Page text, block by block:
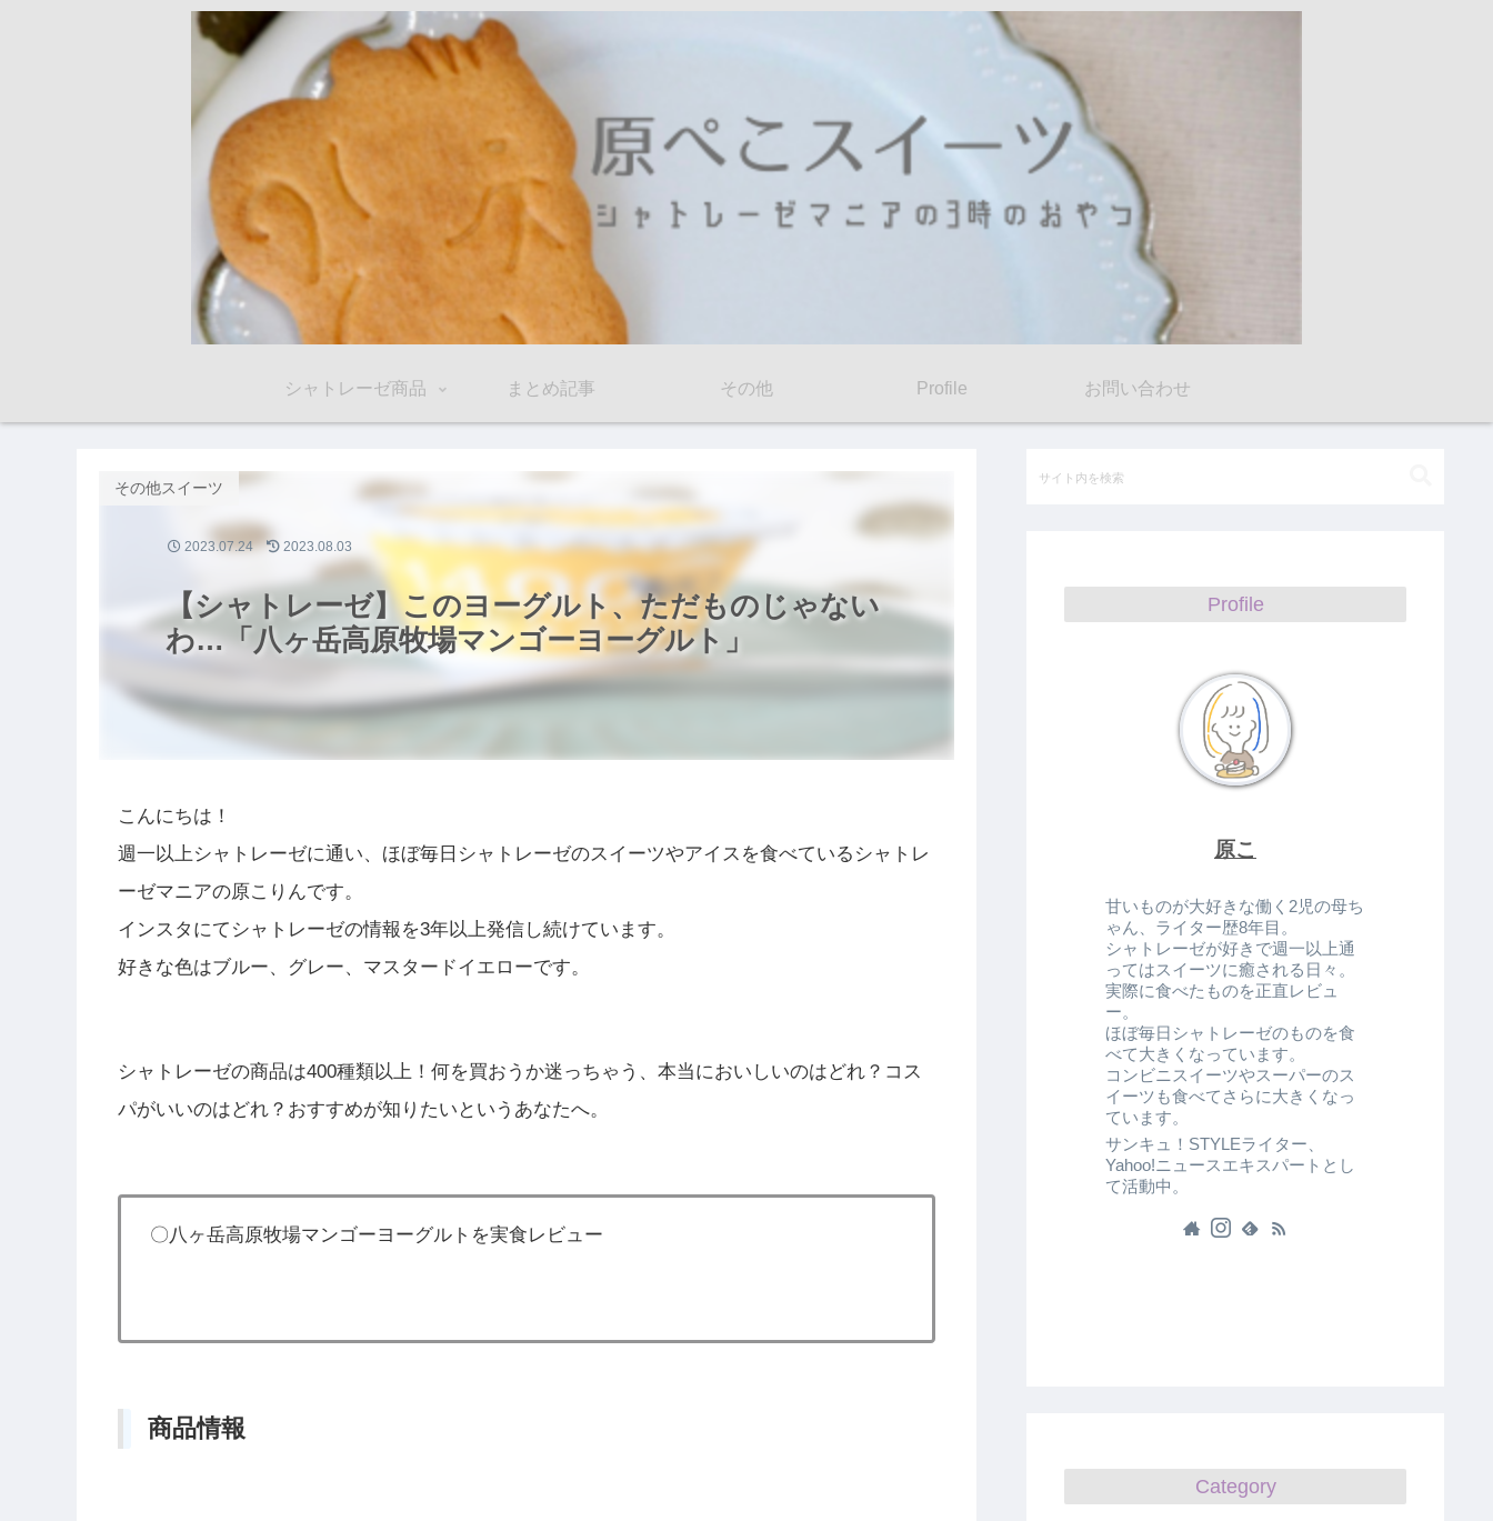
シャトレーゼ商品 まとめ記事 その他 Profile お問い合わせ
【シャトレーゼ】このヨーグルト、ただものじゃない
わ…「八ヶ岳高原牧場マンゴーヨーグルト」
その他スイーツ
2023.07.24 2023.08.03
こんにちは！
週一以上シャトレーゼに通い、ほぼ毎日シャトレーゼのスイーツやアイスを食べているシャトレ
ーゼマニアの原こりんです。
インスタにてシャトレーゼの情報を3年以上発信し続けています。
好きな色はブルー、グレー、マスタードイエローです。
シャトレーゼの商品は400種類以上！何を買おうか迷っちゃう、本当においしいのはどれ？コス
パがいいのはどれ？おすすめが知りたいというあなたへ。
〇八ヶ岳高原牧場マンゴーヨーグルトを実食レビュー
商品情報
Profile
原こ
甘いものが大好きな働く2児の母ち
ゃん、ライター歴8年目。
シャトレーゼが好きで週一以上通
ってはスイーツに癒される日々。
実際に食べたものを正直レビュ
ー。
ほぼ毎日シャトレーゼのものを食
べて大きくなっています。
コンビニスイーツやスーパーのス
イーツも食べてさらに大きくなっ
ています。
サンキュ！STYLEライター、
Yahoo!ニュースエキスパートとし
て活動中。
Category